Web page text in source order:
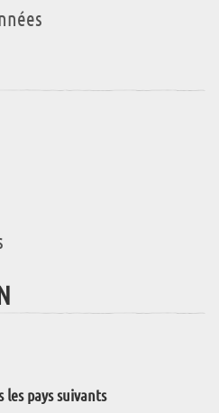
les pays suivants